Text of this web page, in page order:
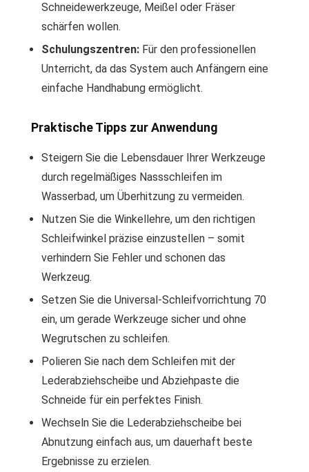
Schneidewerkzeuge, Meißel oder Fräser
schärfen wollen.
Schulungszentren: Für den professionellen
Unterricht, da das System auch Anfängern eine
einfache Handhabung ermöglicht.
Praktische Tipps zur Anwendung
Steigern Sie die Lebensdauer Ihrer Werkzeuge
durch regelmäßiges Nassschleifen im
Wasserbad, um Überhitzung zu vermeiden.
Nutzen Sie die Winkellehre, um den richtigen
Schleifwinkel präzise einzustellen – somit
verhindern Sie Fehler und schonen das
Werkzeug.
Setzen Sie die Universal-Schleifvorrichtung 70
ein, um gerade Werkzeuge sicher und ohne
Wegrutschen zu schleifen.
Polieren Sie nach dem Schleifen mit der
Lederabziehscheibe und Abziehpaste die
Schneide für ein perfektes Finish.
Wechseln Sie die Lederabziehscheibe bei
Abnutzung einfach aus, um dauerhaft beste
Ergebnisse zu erzielen.